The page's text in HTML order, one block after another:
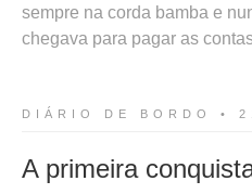
sempre na corda bamba e
chegava para pagar as
DIÁRIO DE BORDO •
A primeira